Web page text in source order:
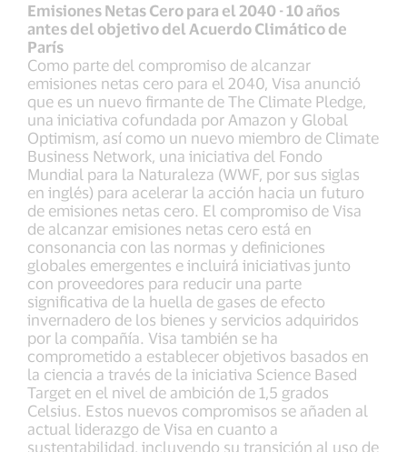
Emisiones Netas Cero para el 2040 - 10 años
antes del objetivo del Acuerdo Climático de
París
Como parte del compromiso de alcanzar
emisiones netas cero para el 2040, Visa anunció
que es un nuevo firmante de The Climate Pledge,
una iniciativa cofundada por Amazon y Global
Optimism, así como un nuevo miembro de Climate
Business Network, una iniciativa del Fondo
Mundial para la Naturaleza (WWF, por sus siglas
en inglés) para acelerar la acción hacia un futuro
de emisiones netas cero. El compromiso de Visa
de alcanzar emisiones netas cero está en
consonancia con las normas y definiciones
globales emergentes e incluirá iniciativas junto
con proveedores para reducir una parte
significativa de la huella de gases de efecto
invernadero de los bienes y servicios adquiridos
por la compañía. Visa también se ha
comprometido a establecer objetivos basados en
la ciencia a través de la iniciativa Science Based
Target en el nivel de ambición de 1,5 grados
Celsius. Estos nuevos compromisos se añaden al
actual liderazgo de Visa en cuanto a
sustentabilidad, incluyendo su transición al uso de